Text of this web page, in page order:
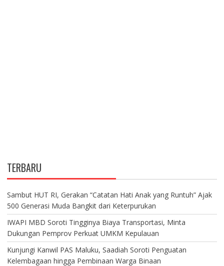
TERBARU
Sambut HUT RI, Gerakan “Catatan Hati Anak yang Runtuh” Ajak
500 Generasi Muda Bangkit dari Keterpurukan
IWAPI MBD Soroti Tingginya Biaya Transportasi, Minta
Dukungan Pemprov Perkuat UMKM Kepulauan
Kunjungi Kanwil PAS Maluku, Saadiah Soroti Penguatan
Kelembagaan hingga Pembinaan Warga Binaan